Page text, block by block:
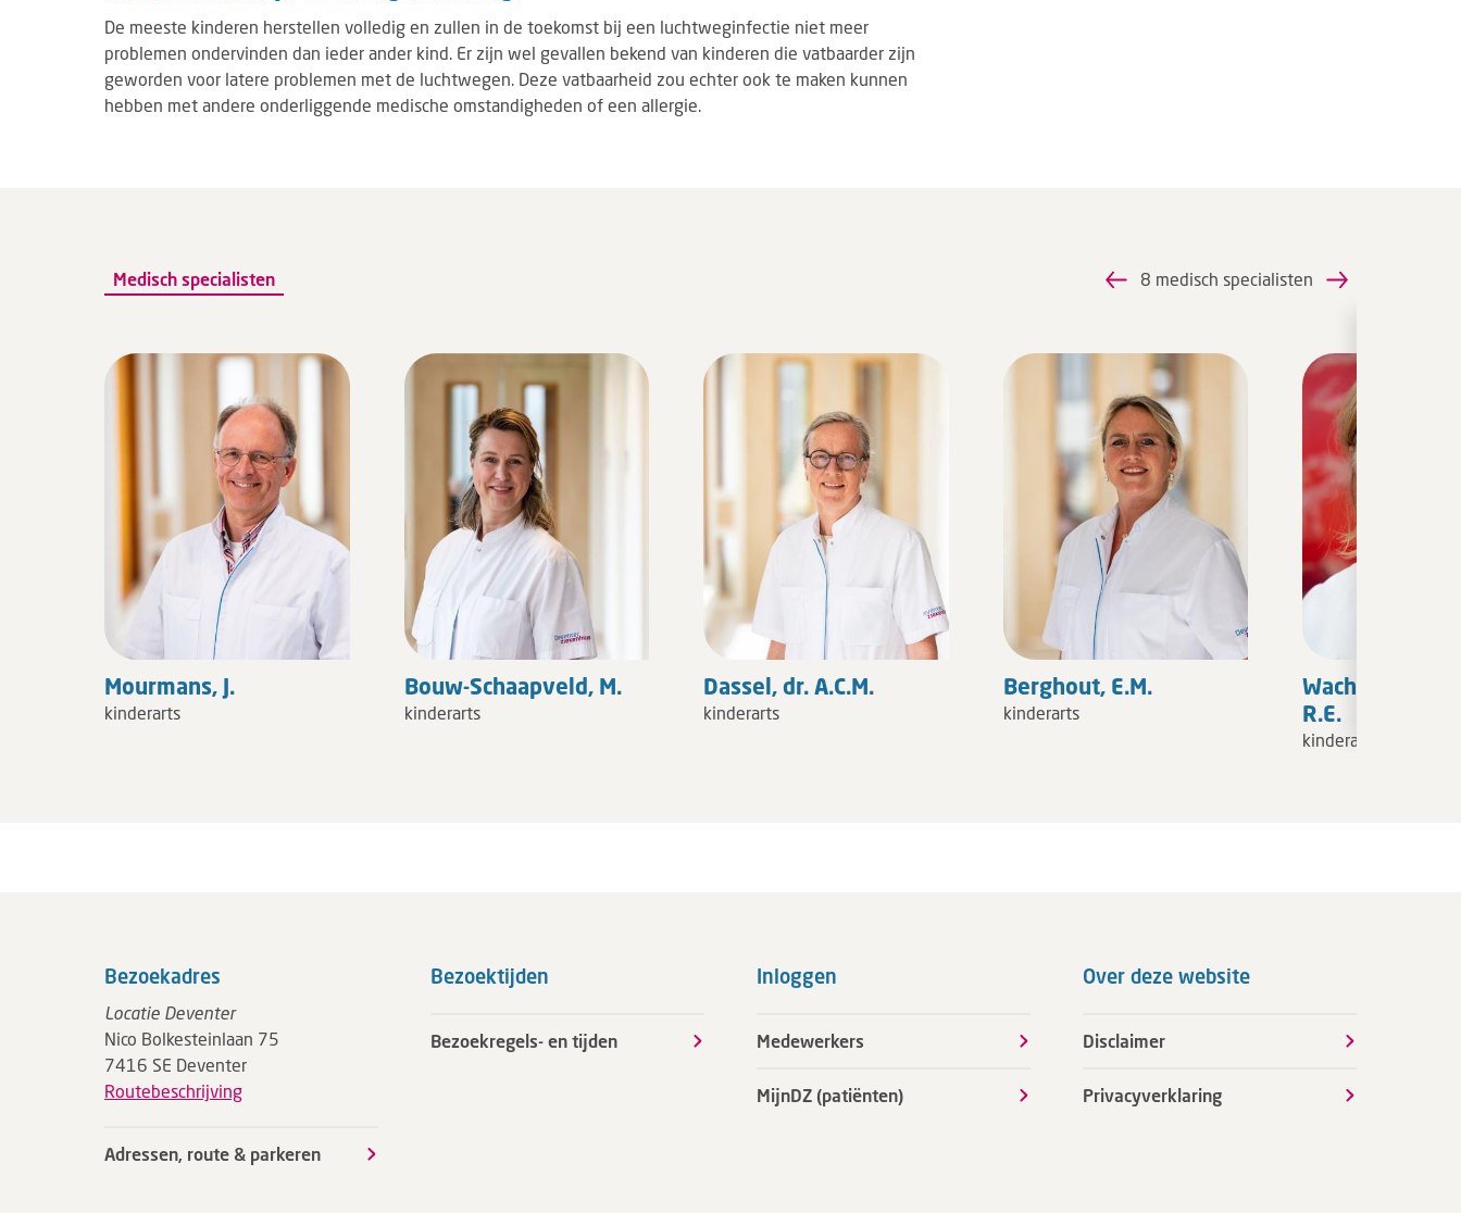
De meeste kinderen herstellen volledig en zullen in de toekomst bij een luchtweginfectie niet meer
problemen ondervinden dan ieder ander kind. Er zijn wel gevallen bekend van kinderen die vatbaarder zijn
geworden voor latere problemen met de luchtwegen. Deze vatbaarheid zou echter ook te maken kunnen
hebben met andere onderliggende medische omstandigheden of een allergie.
Medisch specialisten 8 medisch specialisten
Mourmans, J.
kinderarts
Bouw-Schaapveld, M.
kinderarts
Dassel, dr. A.C.M.
kinderarts
Berghout, E.M.
kinderarts
Wachters-
R.E.
kinderarts
Bezoekadres
Locatie Deventer
Nico Bolkesteinlaan 75
7416 SE Deventer
Routebeschrijving
Adressen, route & parkeren
Bezoektijden
Bezoekregels- en tijden
Inloggen
Medewerkers
MijnDZ (patiënten)
Over deze website
Disclaimer
Privacyverklaring